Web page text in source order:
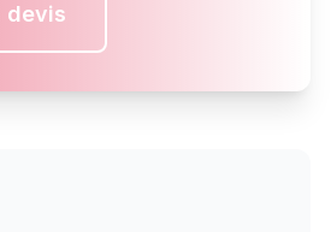
devis